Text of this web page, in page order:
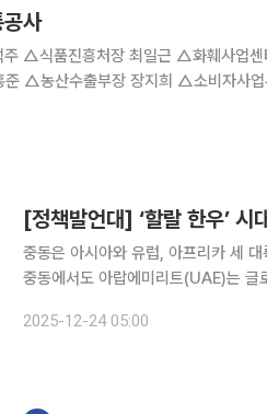
사
일근 △화훼사업센터장 권태화 ◇ 2급 승진 △기획조정실
△농산수출부장 장지희 △소비자사
[정책발언대] ‘할랄 한우’ 시
중동은 아시아와 유럽, 아프리카 세
중동에서도 아랍에미리트(UAE)는
열린 것이다. ‘할랄 한우’는 하
2025-12-24 05:00